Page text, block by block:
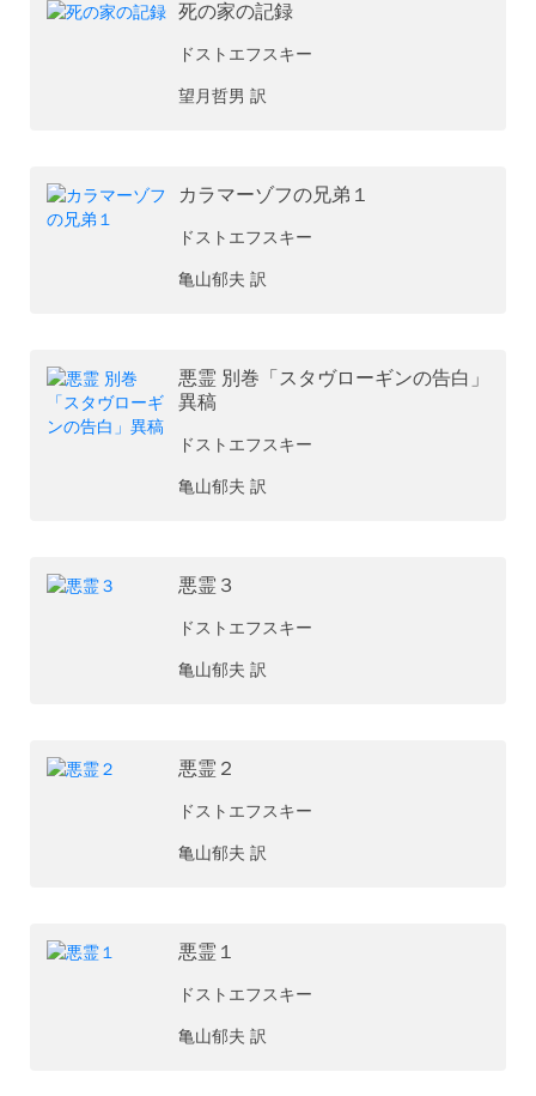
死の家の記録
ドストエフスキー
望月哲男 訳
カラマーゾフの兄弟１
ドストエフスキー
亀山郁夫 訳
悪霊 別巻「スタヴローギンの告白」
異稿
ドストエフスキー
亀山郁夫 訳
悪霊３
ドストエフスキー
亀山郁夫 訳
悪霊２
ドストエフスキー
亀山郁夫 訳
悪霊１
ドストエフスキー
亀山郁夫 訳